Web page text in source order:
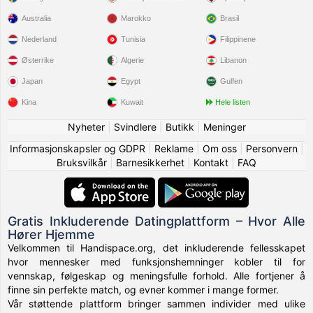
Justine0237 likte profilen tilTorgn420
Justine0237 likte profilen til
5 hrs
Justine0237likte profilen tilAntoine437
Justine0237 likte profilen tilMichelpeco2118
5 hrs
Justine0237likte profilen tilJean1234
5 hrs
Justine0237likte profilen tilDanilescu
5 hrs
Justine0237 likte profilen til Claudius
Australia
Nederland
Østerrike
Japan
Kina
Marokko
Tunisia
Algerie
Egypt
Kuwait
Brasil
Filippinene
Libanon
Gulfen
Hele listen
Nyheter| Svindlere| Butikk
Meninger
Informasjonskapsler og GDPR
Reklame| Om oss| Personvern|
Bruksvilkår
Barnesikkerhet Kontakt FAQ
Gratis Inkluderende Datingplattform – Hvor Alle
Hører Hjemme
Velkommen til Handispace.org, det inkluderende fellesskapet
hvor mennesker med funksjonshemninger kobler til for
vennskap, følgeskap og meningsfulle forhold. Alle fortjener å
finne sin perfekte match, og evner kommer i mange former.
Vår støttende plattform bringer sammen individer med ulike